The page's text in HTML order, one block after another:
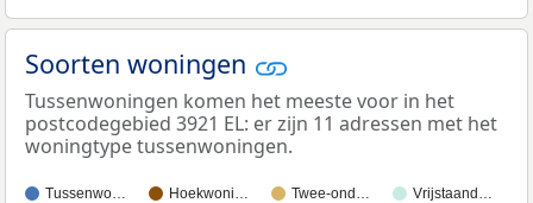
Soorten woningen
Tussenwoningen komen het meeste voor in het
postcodegebied 3921 EL: er zijn 11 adressen met het
woningtype tussenwoningen.
Tussenwo… Hoekwoni… Twee-ond… Vrijstaand…